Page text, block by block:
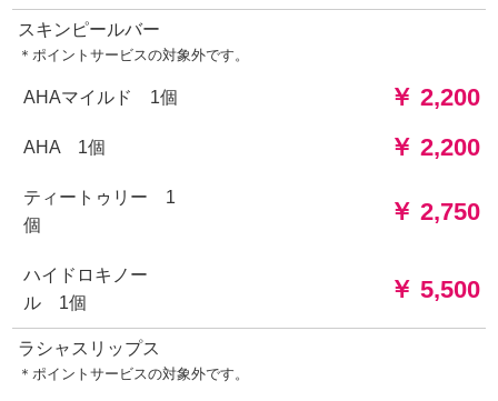
スキンピールバー
＊ポイントサービスの対象外です。
AHAマイルド 1個 ￥ 2,200
AHA 1個 ￥ 2,200
ティートゥリー 1
個
￥ 2,750
ハイドロキノー
ル 1個
￥ 5,500
ラシャスリップス
＊ポイントサービスの対象外です。